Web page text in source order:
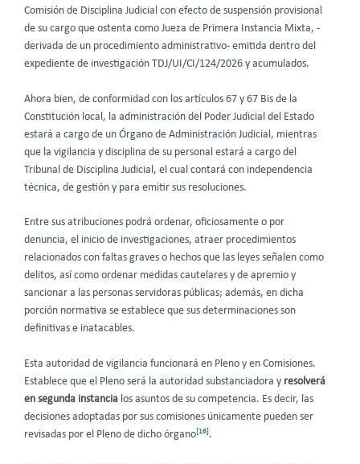
Comisión de Disciplina Judicial con efecto de suspensión provisional
de su cargo que ostenta como Jueza de Primera Instancia Mixta, -
derivada de un procedimiento administrativo- emitida dentro del
expediente de investigación TDJ/UI/CI/124/2026 y acumulados.
Ahora bien, de conformidad con los artículos 67 y 67 Bis de la
Constitución local, la administración del Poder Judicial del Estado
estará a cargo de un Órgano de Administración Judicial, mientras
que la vigilancia y disciplina de su personal estará a cargo del
Tribunal de Disciplina Judicial, el cual contará con independencia
técnica, de gestión y para emitir sus resoluciones.
Entre sus atribuciones podrá ordenar, oficiosamente o por
denuncia, el inicio de investigaciones, atraer procedimientos
relacionados con faltas graves o hechos que las leyes señalen como
delitos, así como ordenar medidas cautelares y de apremio y
sancionar a las personas servidoras públicas; además, en dicha
porción normativa se establece que sus determinaciones son
definitivas e inatacables.
Esta autoridad de vigilancia funcionará en Pleno y en Comisiones.
Establece que el Pleno será la autoridad substanciadora y resolverá
en segunda instancia los asuntos de su competencia. Es decir, las
decisiones adoptadas por sus comisiones únicamente pueden ser
revisadas por el Pleno de dicho órgano[16].